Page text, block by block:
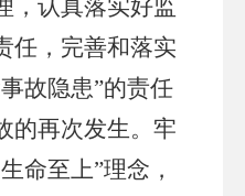
，认真落实好监
任，完善和落实
故隐患”的责任
再次发生。 牢
命至上”理念，